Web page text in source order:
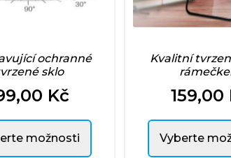
ochranné
sklo
Kč
možnosti
Kvalitní
Cena
159,00
Vyberte